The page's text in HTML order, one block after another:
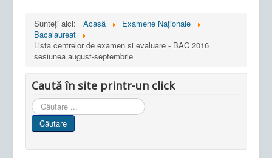
Sunteți aici: Acasă
Examene Naționale
Bacalaureat
Lista centrelor de examen si evaluare - BAC 2016
sesiunea august-septembrie
Caută în site printr-un click
Cauta
in
site
Căutare